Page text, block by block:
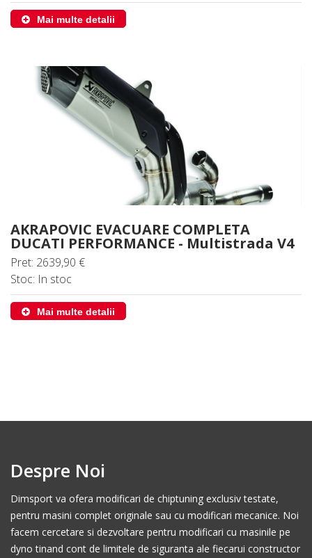
Mai multe detalii
AKRAPOVIC EVACUARE COMPLETA
DUCATI PERFORMANCE - Multistrada V4
Pret: 2639,90 €
Stoc: In stoc
Mai multe detalii
Despre Noi
Dimsport va ofera modificari de chiptuning exclusiv testate,
pentru masini complet originale sau cu modificari mecanice. Noi
facem cercetare si dezvoltare pentru modificari cu masinile pe
dyno tinand cont de limitele de siguranta ale fiecarui constructor